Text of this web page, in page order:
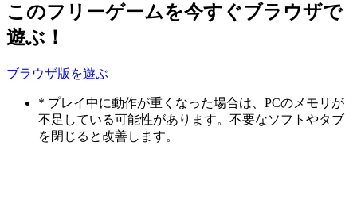
このフリーゲームを今すぐブラウザで
遊ぶ！
ブラウザ版を遊ぶ
* プレイ中に動作が重くなった場合は、PCのメモリが
不足している可能性があります。不要なソフトやタブ
を閉じると改善します。